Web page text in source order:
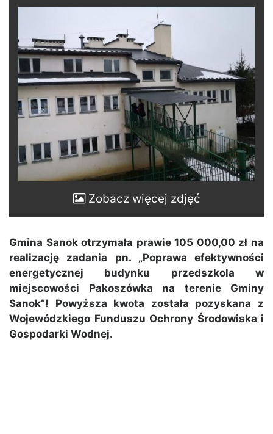
Zobacz więcej zdjęć
Gmina Sanok otrzymała prawie 105 000,00 zł na
realizację zadania pn. „Poprawa efektywności
energetycznej budynku przedszkola w
miejscowości Pakoszówka na terenie Gminy
Sanok”! Powyższa kwota została pozyskana z
Wojewódzkiego Funduszu Ochrony Środowiska i
Gospodarki Wodnej.